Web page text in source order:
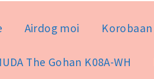
Airdog moi Korobaan
The Gohan K08A-WH